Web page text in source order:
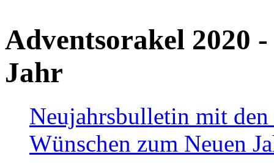
Adventsorakel 2020
Jahr
Neujahrsbulletin mit den
Wünschen zum Neuen